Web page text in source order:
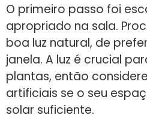
O primeiro passo foi
apropriado na sala.
boa luz natural, de
janela. A luz é crucial
plantas, então
artificiais se o seu
solar suficiente.